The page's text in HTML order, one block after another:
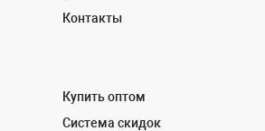
Контакты
Купить оптом
Система скидок